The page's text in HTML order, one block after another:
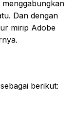
Dan dengan
mirip Adobe
berikut: